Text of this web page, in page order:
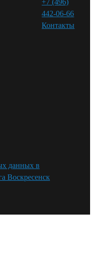
442-06-66
Контакты⁠
данных в
Воскресенск